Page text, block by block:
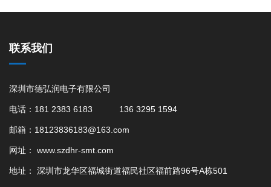
联系我们
深圳市德弘润电子有限公司
电话：181 2383 6183 136 3295 1594
邮箱：18123836183@163.com
网址： www.szdhr-smt.com
地址： 深圳市龙华区福城街道福民社区福前路96号A栋501